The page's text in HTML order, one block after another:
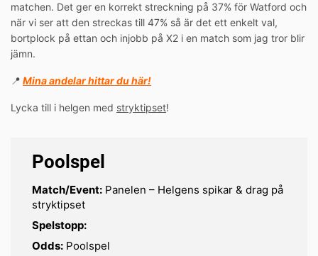
Poolspel
Match/Event: Panelen – Helgens spikar & drag på
stryktipset
Spelstopp:
Odds: Poolspel
matchen. Det ger en korrekt streckning på 37% för Watford och
när vi ser att den streckas till 47% så är det ett enkelt val,
bortplock på ettan och injobb på X2 i en match som jag tror blir
jämn.
📍 Mina andelar hittar du här!
Lycka till i helgen med stryktipset!